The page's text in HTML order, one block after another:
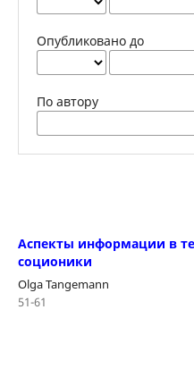
Опубликовано до
По автору
Аспекты информации в
соционики
Olga Tangemann
51-61